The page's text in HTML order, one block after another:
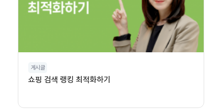
게시글
쇼핑 검색 랭킹 최적화하기